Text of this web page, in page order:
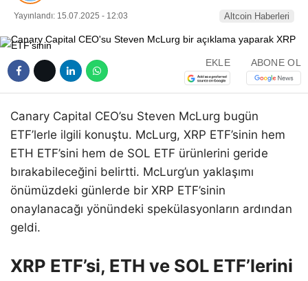
Yayınlandı: 15.07.2025 - 12:03 Altcoin Haberleri
EKLE ABONE OL
Canary Capital CEO’su Steven McLurg bugün
ETF’lerle ilgili konuştu. McLurg, XRP ETF’sinin hem
ETH ETF’sini hem de SOL ETF ürünlerini geride
bırakabileceğini belirtti. McLurg’un yaklaşımı
önümüzdeki günlerde bir XRP ETF’sinin
onaylanacağı yönündeki spekülasyonların ardından
geldi.
XRP ETF’si, ETH ve SOL ETF’lerini